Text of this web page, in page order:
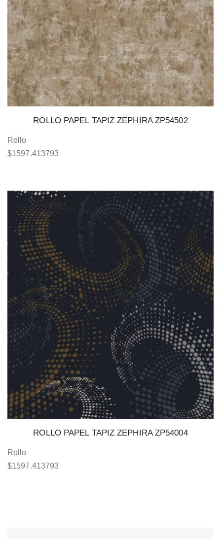
ROLLO PAPEL TAPIZ ZEPHIRA ZP54502
Rollo
$1597.413793
ROLLO PAPEL TAPIZ ZEPHIRA ZP54004
Rollo
$1597.413793